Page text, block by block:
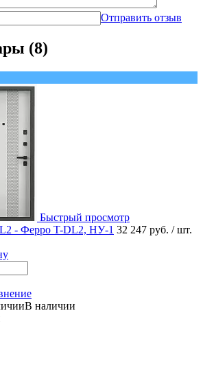
Отправить отзыв
(8)
Быстрый просмотр
- Ферро T-DL2, НУ-1 32 247 руб. / шт.
В наличии